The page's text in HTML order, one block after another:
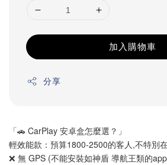
加入購物車
分享
「🚗 CarPlay 安卓盒怎麼選？」
輕效能款：預算1800-2500的客人,不特別
❌ 無 GPS (不能安裝如神盾 導航王類的